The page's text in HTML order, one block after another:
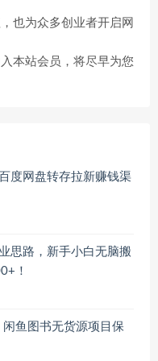
也为众多创业者开启网
本站会员，将尽早为您
度网盘转存拉新赚钱渠
思路，新手小白无脑搬
！
鱼图书无货源项目保